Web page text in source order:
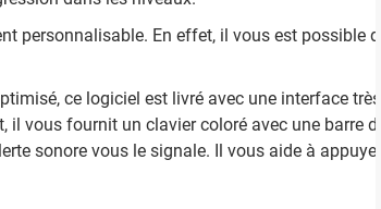
personnalisable. En effet, il vous est possible
ce logiciel est livré avec une interface
il vous fournit un clavier coloré avec une barre
sonore vous le signale. Il vous aide à